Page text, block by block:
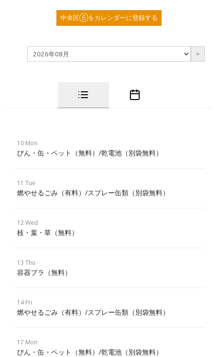
中央区⑥をカレンダーに登録する
＞
10 Mon
びん・缶・ペット（無料）/乾電池（別袋無料）
11 Tue
燃やせるごみ（有料）/スプレー缶類（別袋無料）
12 Wed
枝・葉・草（無料）
13 Thu
容器プラ（無料）
14 Fri
燃やせるごみ（有料）/スプレー缶類（別袋無料）
17 Mon
びん・缶・ペット（無料）/乾電池（別袋無料）